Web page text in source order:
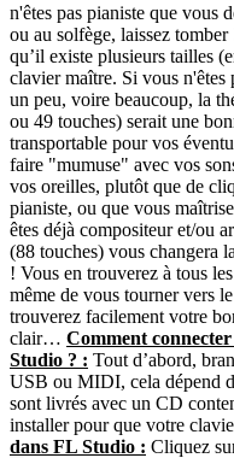
n'êtes pas pianiste que vous
ou au solfège, laissez
qu’il existe plusieurs tailles
clavier maître. Si vous n'êtes
un peu, voire beaucoup, la
ou 49 touches) serait une
transportable pour vos
faire "mumuse" avec vos
vos oreilles, plutôt que de
pianiste, ou que vous
êtes déjà compositeur et/ou
(88 touches) vous changera
! Vous en trouverez à tous
même de vous tourner vers
trouverez facilement votre
clair… Comment
Studio ? : Tout d’abord,
USB ou MIDI, cela dépend
sont livrés avec un CD
installer pour que votre
dans FL Studio : Cliquez